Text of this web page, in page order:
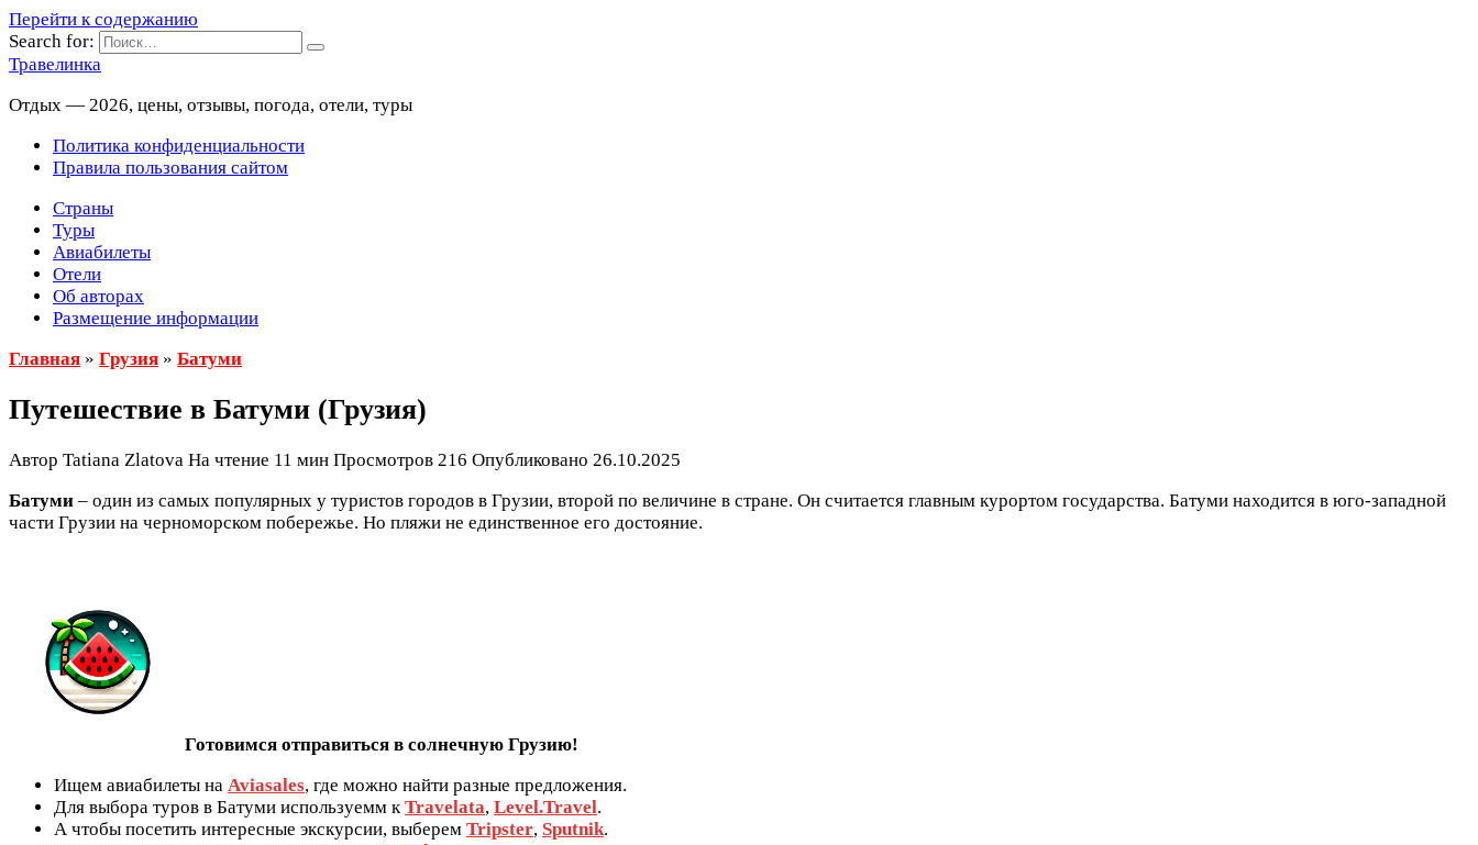
Перейти к содержанию
Search for:
Травелинка
Отдых — 2026, цены, отзывы, погода, отели, туры
Политика конфиденциальности
Правила пользования сайтом
Страны
Туры
Авиабилеты
Отели
Об авторах
Размещение информации
Главная » Грузия » Батуми
Путешествие в Батуми (Грузия)
Автор Tatiana Zlatova На чтение 11 мин Просмотров 216 Опубликовано 26.10.2025
Батуми – один из самых популярных у туристов городов в Грузии, второй по величине в стране. Он считается главным курортом государства. Батуми находится в юго-западной
части Грузии на черноморском побережье. Но пляжи не единственное его достояние.
Готовимся отправиться в солнечную Грузию!
Ищем авиабилеты на Aviasales, где можно найти разные предложения.
Для выбора туров в Батуми используемм кTravelata, Level.Travel.
А чтобы посетить интересные экскурсии, выберем Tripster, Sputnik.